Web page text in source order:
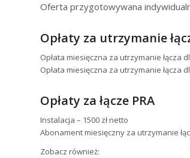
Oferta przygotowywana
Opłaty za utrzymanie
Opłata miesięczna za utrzymanie łącza
Opłata miesięczna za utrzymanie łącza
Opłaty za łącze PRA
Instalacja – 1500 zł netto
Abonament miesięczny za utrzymanie
Zobacz również: